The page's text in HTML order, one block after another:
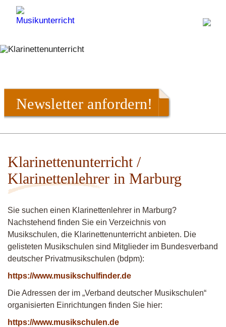
Newsletter anfordern!
Klarinettenunterricht /
Klarinettenlehrer in Marburg
Sie suchen einen Klarinettenlehrer in Marburg?
Nachstehend finden Sie ein Verzeichnis von
Musikschulen, die Klarinettenunterricht anbieten. Die
gelisteten Musikschulen sind Mitglieder im Bundesverband
deutscher Privatmusikschulen (bdpm):
https://www.musikschulfinder.de
Die Adressen der im „Verband deutscher Musikschulen“
organisierten Einrichtungen finden Sie hier:
https://www.musikschulen.de